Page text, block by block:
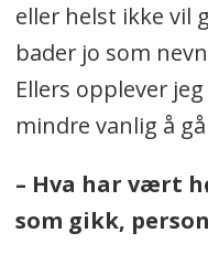
eller helst ikke vil
bader jo som
Ellers opplever
mindre vanlig å
– Hva har vært
som gikk,